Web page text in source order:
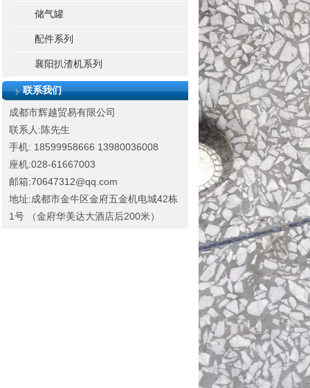
储气罐
配件系列
襄阳扒渣机系列
联系我们
成都市辉越贸易有限公司
联系人:陈先生
手机: 18599958666 13980036008
座机:028-61667003
邮箱:70647312@qq.com
地址:成都市金牛区金府五金机电城42栋
1号 （金府华美达大酒店后200米）